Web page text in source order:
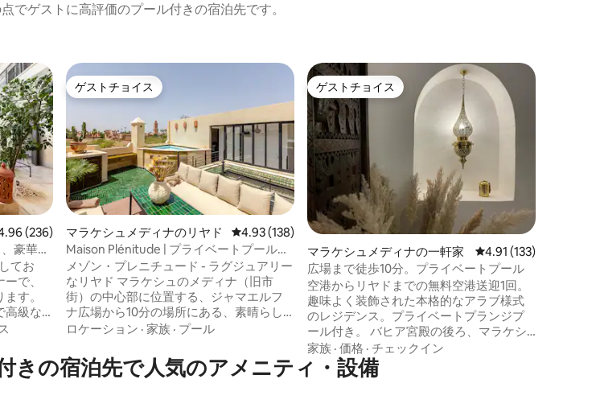
でゲストに高評価のプール付きの宿泊先です。
ュー236件、5つ星中4.96つ星の平均評価
(236)
豪華、
てお
で、
す。
高級な
さ
うに
。 素
ゲストチョイス
ゲストチョイス
マラケシュメディナのリヤド レビュー138件、5つ星中4.93つ星の平均評価
4.93 (138)
Maison Plénitude | プライベートプール＆
毎日の朝食
メゾン・プレニチュード - ラグジュアリー
なリヤド マラケシュのメディナ（旧市
街）の中心部に位置する、ジャマエルフ
ナ広場から10分の場所にある、素晴らし
いリヤド（伝統的な庭園）、メゾン・プ
のエレガントなベッドルームがあり、そ
れぞれに専用バスルームがあります。 ク
ロケーション · 家族 · プール
ゲストチョイス
ゲストチョイス
マラケシュメディナの一軒家 レビュー133件、5つ
4.91 (133)
広場まで徒歩10分。プライベートプール
空港からリヤドまでの無料空港送迎1回。
趣味よく装飾された本格的なアラブ様式
のレジデンス。プライベートプランジプ
ール付き。 バヒア宮殿の後ろ、マラケシ
ュの中心部に位置し、賑やかなジェマ・
エル・フナ広場から10分 エアコン完備の
広々としたエレガントな寝室2室と専用バ
家族 · 価格 · チェックイン
きの宿泊先で人気のアメニティ・設備